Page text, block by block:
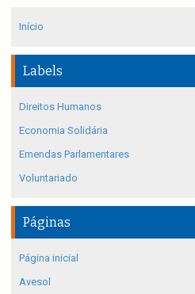
Início
Labels
Direitos Humanos
Economia Solidária
Emendas Parlamentares
Voluntariado
Páginas
Página inicial
Avesol